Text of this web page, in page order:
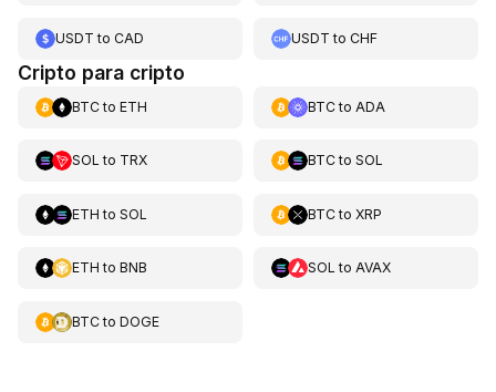
USDT to CAD USDT toCHF
Cripto para cripto
BTCto ETH BTCto ADA
SOL to TRX BTCto SOL
ETH to SOL BTCto XRP
ETH to BNB SOL to AVAX
BTCto DOGE